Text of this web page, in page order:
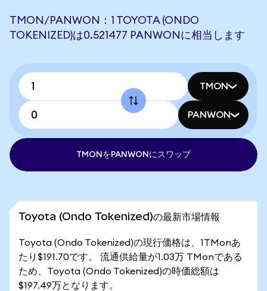
TMON/PANWON：1 TOYOTA (ONDO
TOKENIZED)は0.521477 PANWONに相当します
TMON
PANWON
TMONをPANWONにスワップ
Toyota (Ondo Tokenized)の最新市場情報
Toyota (Ondo Tokenized)の現行価格は、1TMonあ
たり$191.70です。 流通供給量が1.03万 TMonである
ため、Toyota (Ondo Tokenized)の時価総額は
$197.49万となります。